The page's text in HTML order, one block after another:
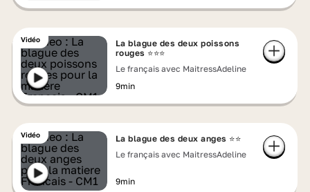
Vidéo
La blague des deux poissons
rouges ⭐⭐⭐
Le français avec MaitressAdeline
9min
Vidéo
La blague des deux anges ⭐⭐
Le français avec MaitressAdeline
9min